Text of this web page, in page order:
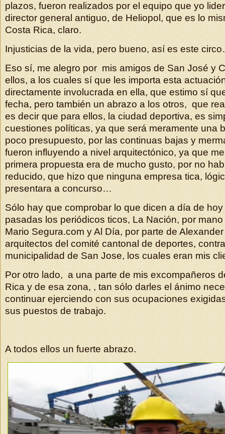
plazos, fueron realizados por el equipo que yo
director general antiguo, de Heliopol, que es lo
Costa Rica, claro.
Injusticias de la vida, pero bueno, así es este
Eso sí, me alegro por mis amigos de San José y
ellos, a los cuales sí que les importa esta
directamente involucrada en ella, que estimo sí
fecha, pero también un abrazo a los otros, que
es decir que para ellos, la ciudad deportiva, es
cuestiones políticas, ya que será meramente una
poco presupuesto, por las continuas bajas y
fueron influyendo a nivel arquitectónico, ya que
primera propuesta era de mucho gusto, por no
reducido, que hizo que ninguna empresa tica,
presentara a concurso…
Sólo hay que comprobar lo que dicen a día de
pasadas los periódicos ticos, La Nación, por
Mario Segura.com y Al Día, por parte de
arquitectos del comité cantonal de deportes,
municipalidad de San Jose, los cuales eran mis
Por otro lado, a una parte de mis excompañeros
Rica y de esa zona, , tan sólo darles el ánimo
continuar ejerciendo con sus ocupaciones
sus puestos de trabajo.
A todos ellos un fuerte abrazo.